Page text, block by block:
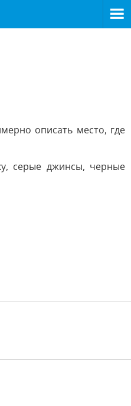
описать место, где
серые джинсы, черные